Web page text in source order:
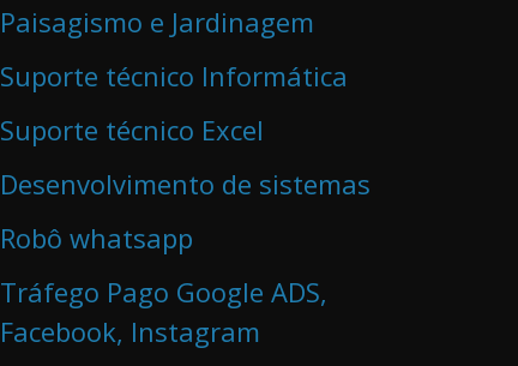
Paisagismo e Jardinagem
Suporte técnico Informática
Suporte técnico Excel
Desenvolvimento de sistemas
Robô whatsapp
Tráfego Pago Google ADS,
Facebook, Instagram